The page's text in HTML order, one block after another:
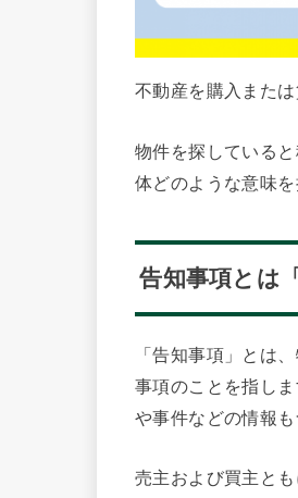
不動産を購入また
物件を探している
体どのような意味
告知事項とは
「告知事項」とは
事項のことを指し
や事件などの情報
売主および買主と